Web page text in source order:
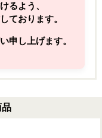
るよう、
ております。
申し上げます。
品